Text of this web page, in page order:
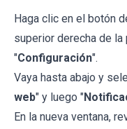
Haga clic en el botón
superior derecha de la
"Configuración".
Vaya hasta abajo y
web" y luego "
En la nueva ventana,